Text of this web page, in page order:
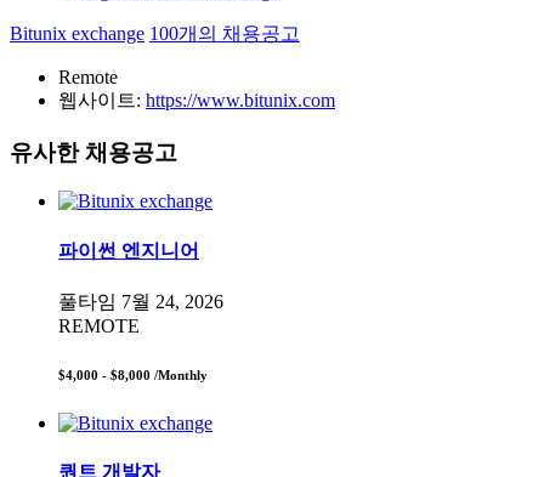
Bitunix exchange 100개의 채용공고
Remote
웹사이트: https://www.bitunix.com
유사한 채용공고
파이썬 엔지니어
풀타임 7월 24, 2026
REMOTE
$4,000 - $8,000 /Monthly
퀀트 개발자